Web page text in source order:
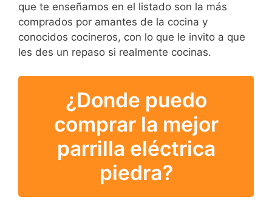
que te enseñamos en el listado son la más
comprados por amantes de la cocina y
conocidos cocineros, con lo que le invito a que
les des un repaso si realmente cocinas.
¿Donde puedo
comprar la mejor
parrilla eléctrica
piedra?